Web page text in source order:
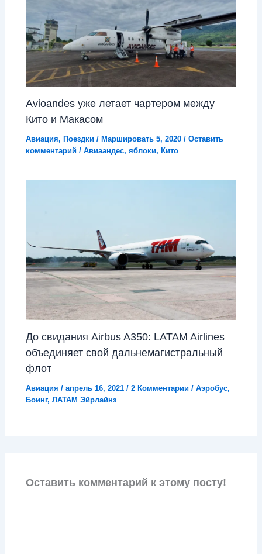
Avioandes уже летает чартером между
Кито и Макасом
Авиация,Поездки /Маршировать 5, 2020/Оставить
комментарий /Авиаандес,яблоки,Кито
До свидания Airbus A350: LATAM Airlines
объединяет свой дальнемагистральный
флот
Авиация /апрель 16, 2021/2 Комментарии /Аэробус,
Боинг,ЛАТАМ Эйрлайнз
Оставить комментарий к этому посту!